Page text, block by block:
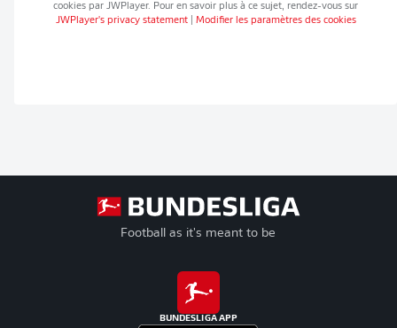
cookies par JWPlayer. Pour en savoir plus à ce sujet, rendez-vous sur
JWPlayer's privacy statement| Modifier les paramètres des cookies
Football as it's meant to be
BUNDESLIGA APP